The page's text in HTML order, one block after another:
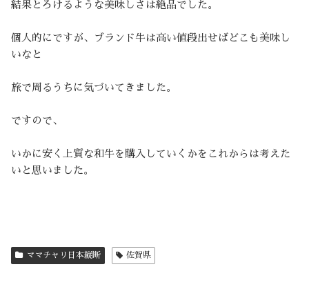
結果とろけるような美味しさは絶品でした。
個人的にですが、ブランド牛は高い値段出せばどこも美味し
いなと
旅で周るうちに気づいてきました。
ですので、
いかに安く上質な和牛を購入していくかをこれからは考えた
いと思いました。
ママチャリ日本縦断 佐賀県